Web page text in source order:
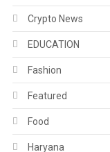
Crypto News
EDUCATION
Fashion
Featured
Food
Haryana